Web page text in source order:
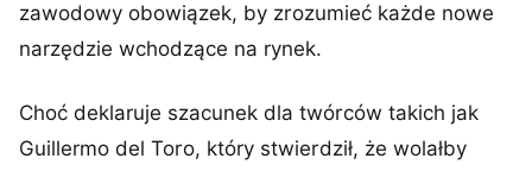
zawodowy obowiązek, by zrozumieć każde nowe
narzędzie wchodzące na rynek.
Choć deklaruje szacunek dla twórców takich jak
Guillermo del Toro, który stwierdził, że wolałby